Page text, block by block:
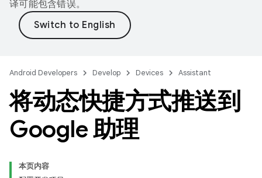
译可能包含错误。
Android Developers Develop Devices Assistant
将动态快捷方式推送到
Google 助理
本页内容